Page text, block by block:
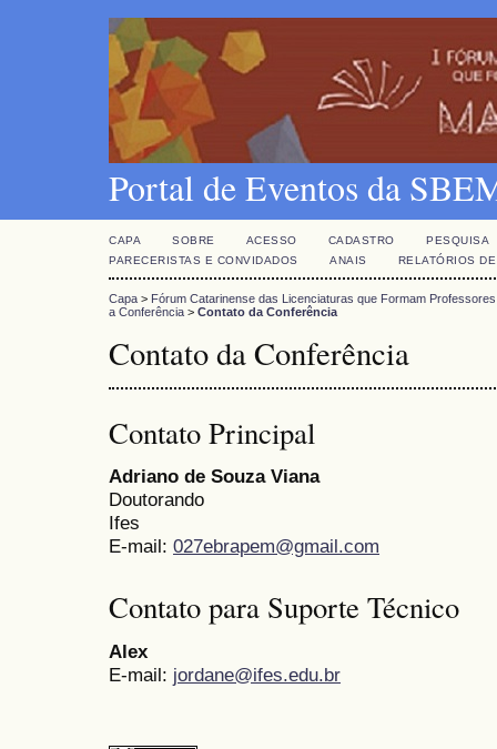
Portal de Eventos da
CAPA SOBRE ACESSO CADASTRO
PESQUISA
PARECERISTAS E CONVIDADOS
ANAIS RELATÓRIOS
Capa > Fórum Catarinense das Licenciaturas que Formam
a Conferência > Contato da Conferência
Contato da Conferência
Contato Principal
Adriano de Souza Viana
Doutorando
Ifes
E-mail: 027ebrapem@gmail.com
Contato para Suporte Técnico
Alex
E-mail: jordane@ifes.edu.br